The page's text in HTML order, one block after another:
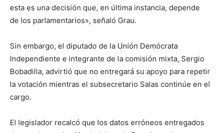
esta es una decisión que, en última instancia, depende
de los parlamentarios», señaló Grau.
Sin embargo, el diputado de la Unión Demócrata
Independiente e integrante de la comisión mixta, Sergio
Bobadilla, advirtió que no entregará su apoyo para repetir
la votación mientras el subsecretario Salas continúe en el
cargo.
El legislador recalcó que los datos erróneos entregados